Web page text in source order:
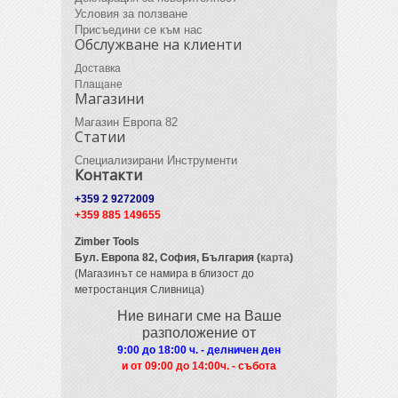
Условия за ползване
Присъедини се към нас
Обслужване на клиенти
Доставка
Плащане
Магазини
Магазин Европа 82
Статии
Специализирани Инструменти
Контакти
+359 2 9272009
+359 885 149655
Zimber Tools
Бул. Европа 82, София, България (карта)
(Магазинът се намира в близост до
метростанция Сливница)
Ние винаги сме на Ваше
разположение от
9:00 до 18:00 ч. - делничен ден
и от 09:00 до 14:00ч. - събота